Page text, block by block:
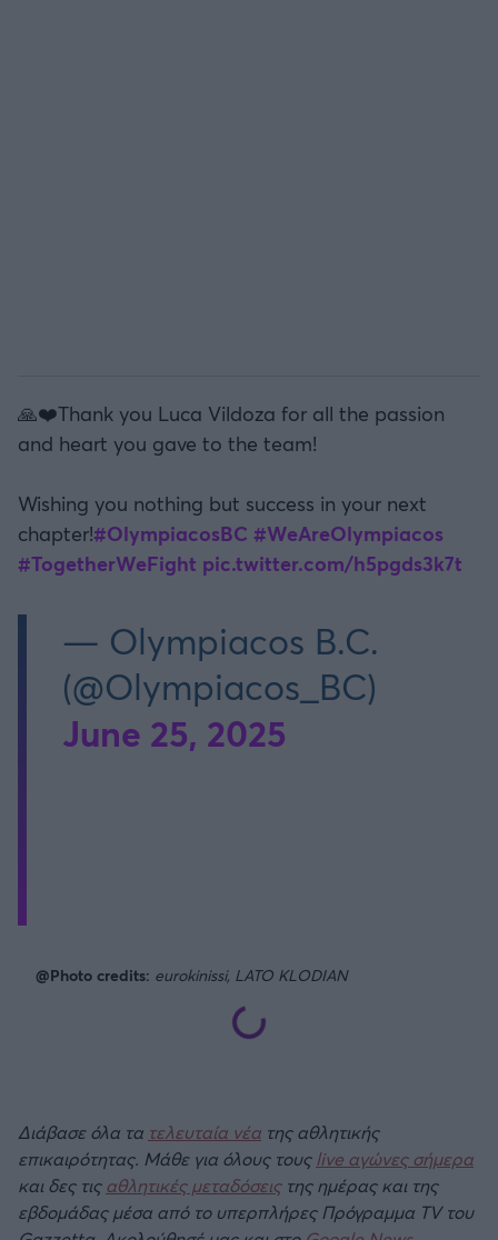
🙏❤️Thank you Luca Vildoza for all the passion
and heart you gave to the team!
Wishing you nothing but success in your next
chapter!#OlympiacosBC #WeAreOlympiacos
#TogetherWeFight pic.twitter.com/h5pgds3k7t
— Olympiacos B.C.
(@Olympiacos_BC)
June 25, 2025
@Photo credits: eurokinissi, LATO KLODIAN
Διάβασε όλα τα τελευταία νέα της αθλητικής
επικαιρότητας. Μάθε για όλους τους live αγώνες σήμερα
και δες τιςαθλητικές μεταδόσειςτης ημέρας και της
εβδομάδας μέσα από το υπερπλήρες Πρόγραμμα TV του